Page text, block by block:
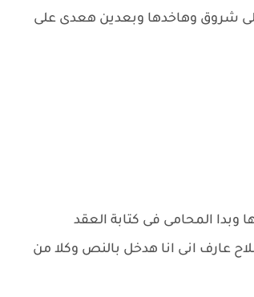
شروق وهاخدها وبعدين هعدى على
وبدا المحامى فى كتابة العقد
عارف انى انا هدخل بالنص وكلا من